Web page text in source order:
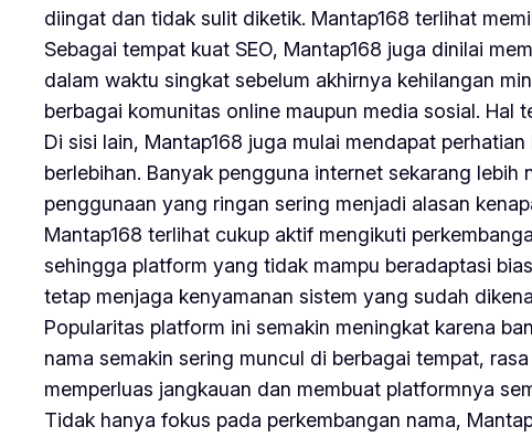
diingat dan tidak sulit diketik. Mantap168 terlihat
Sebagai tempat kuat SEO, Mantap168 juga dinilai
dalam waktu singkat sebelum akhirnya kehilangan
berbagai komunitas online maupun media sosial. Hal
Di sisi lain, Mantap168 juga mulai mendapat
berlebihan. Banyak pengguna internet sekarang
penggunaan yang ringan sering menjadi alasan
Mantap168 terlihat cukup aktif mengikuti
sehingga platform yang tidak mampu beradaptasi
tetap menjaga kenyamanan sistem yang sudah
Popularitas platform ini semakin meningkat karena
nama semakin sering muncul di berbagai tempat,
memperluas jangkauan dan membuat platformnya
Tidak hanya fokus pada perkembangan nama,